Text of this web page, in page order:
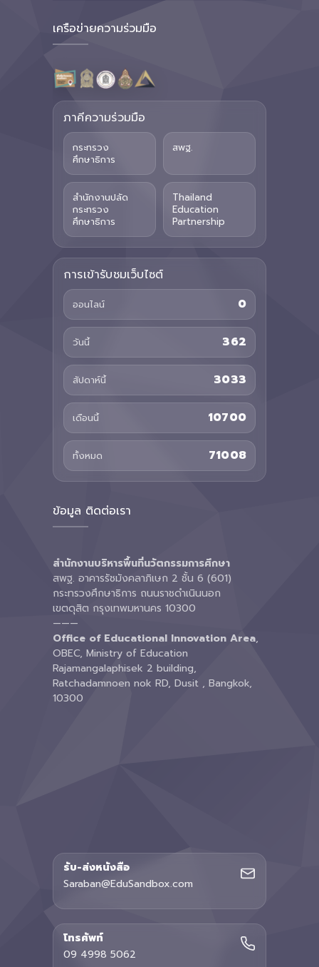
เครือข่ายความร่วมมือ
ภาคีความร่วมมือ
กระทรวง
ศึกษาธิการ
สพฐ.
สำนักงานปลัด
กระทรวง
ศึกษาธิการ
Thailand
Education
Partnership
การเข้ารับชมเว็บไซต์
ออนไลน์ 0
วันนี้ 362
สัปดาห์นี้ 3033
เดือนนี้ 10700
ทั้งหมด 71008
ข้อมูล ติดต่อเรา
สำนักงานบริหารพื้นที่นวัตกรรมการศึกษา
สพฐ. อาคารรัชมังคลาภิเษก 2 ชั้น 6 (601)
กระทรวงศึกษาธิการ ถนนราชดำเนินนอก
เขตดุสิต กรุงเทพมหานคร 10300
———
Office of Educational Innovation Area,
OBEC, Ministry of Education
Rajamangalaphisek 2 building,
Ratchadamnoen nok RD, Dusit , Bangkok,
10300
รับ-ส่งหนังสือ
Saraban@EduSandbox.com
โทรศัพท์
09 4998 5062